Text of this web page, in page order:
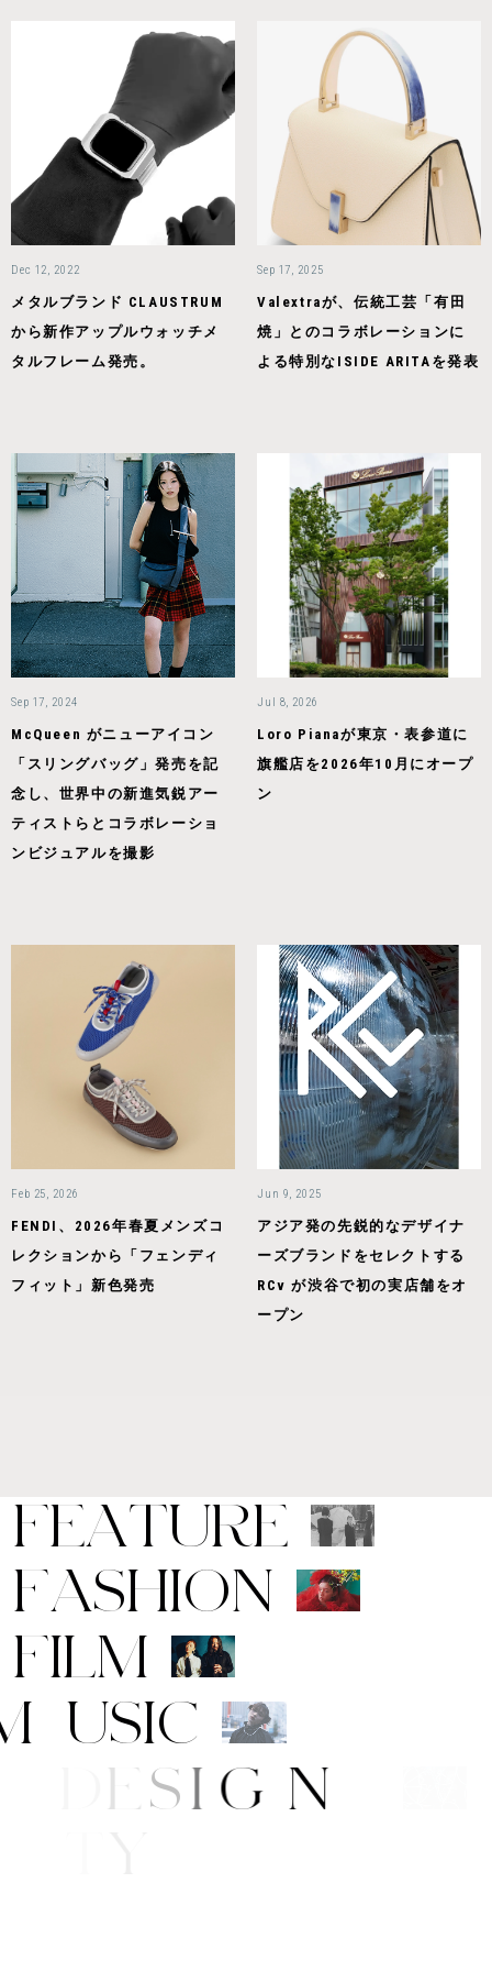
Dec 12, 2022
メタルブランド CLAUSTRUM
から新作アップルウォッチメ
タルフレーム発売。
Sep 17, 2025
Valextraが、伝統工芸「有田
焼」とのコラボレーションに
よる特別なISIDE ARITAを発表
Sep 17, 2024
McQueen がニューアイコン
「スリングバッグ」発売を記
念し、世界中の新進気鋭アー
ティストらとコラボレーショ
ンビジュアルを撮影
Jul 8, 2026
Loro Pianaが東京・表参道に
旗艦店を2026年10月にオープ
ン
Feb 25, 2026
FENDI、2026年春夏メンズコ
レクションから「フェンディ
フィット」新色発売
Jun 9, 2025
アジア発の先鋭的なデザイナ
ーズブランドをセレクトする
RCv が渋谷で初の実店舗をオ
ープン
FEATURE
FASHION
FILM
M USIC
T/D ES IG